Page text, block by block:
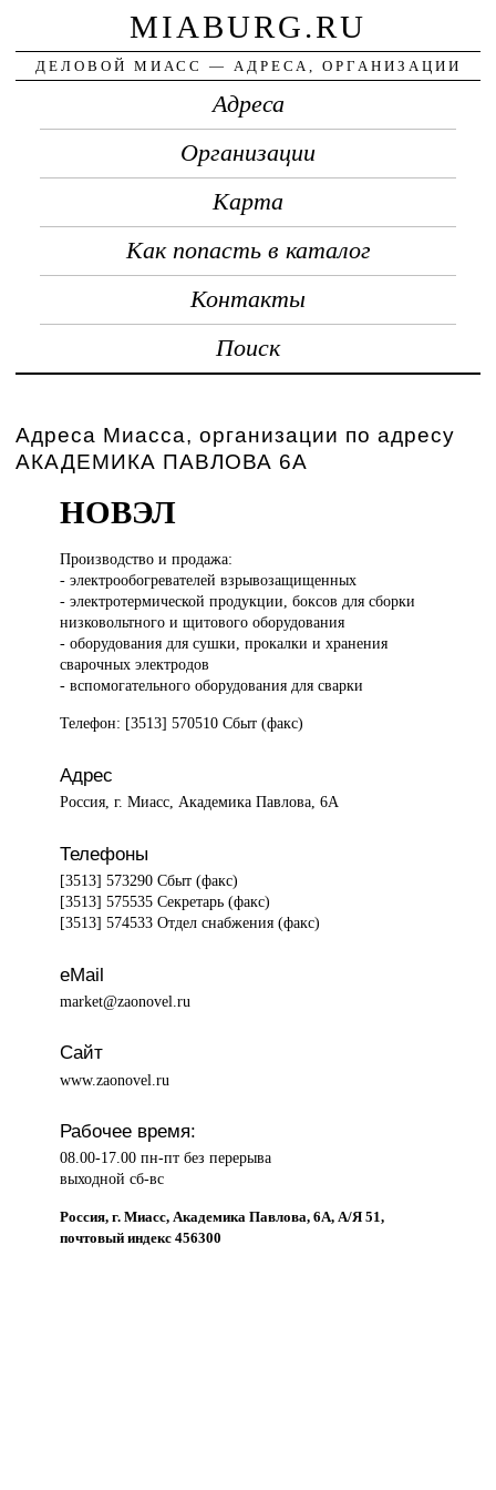
MIABURG.RU
ДЕЛОВОЙ МИАСС — АДРЕСА, ОРГАНИЗАЦИИ
Адреса
Организации
Карта
Как попасть в каталог
Контакты
Поиск
Адреса Миасса, организации по адресу
АКАДЕМИКА ПАВЛОВА 6А
НОВЭЛ
Производство ипродажа:
- электрообогревателей взрывозащищенных
- электротермической продукции, боксов для сборки
низковольтного и щитового оборудования
- оборудования для сушки, прокалки и хранения
сварочных электродов
- вспомогательного оборудования для сварки
Телефон: [3513] 570510 Сбыт (факс)
Адрес
Россия, г. Миасс, Академика Павлова, 6А
Телефоны
[3513] 573290 Сбыт (факс)
[3513] 575535 Секретарь (факс)
[3513] 574533 Отдел снабжения (факс)
eMail
market@zaonovel.ru
Сайт
www.zaonovel.ru
Рабочее время:
08.00-17.00 пн-пт без перерыва
выходной сб-вс
Россия, г. Миасс, Академика Павлова, 6А, А/Я 51,
почтовый индекс 456300